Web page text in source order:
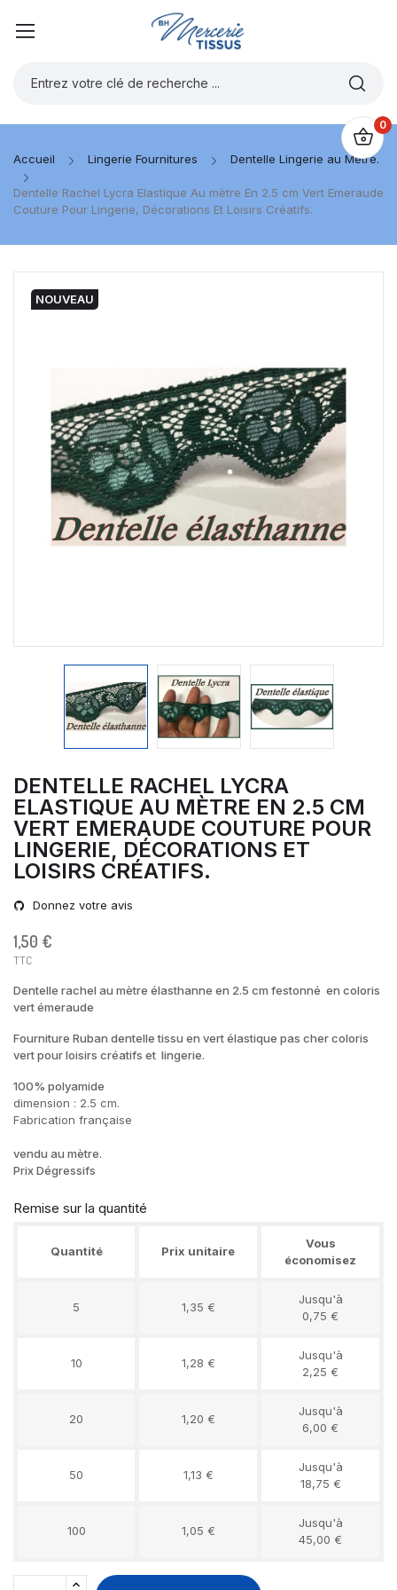
0
Accueil Lingerie Fournitures Dentelle Lingerie au Mètre.
Dentelle Rachel Lycra Elastique Au mètre En 2.5 cm Vert Emeraude
Couture Pour Lingerie, Décorations Et Loisirs Créatifs.
NOUVEAU
DENTELLE RACHEL LYCRA
ELASTIQUE AU MÈTRE EN 2.5 CM
VERT EMERAUDE COUTURE POUR
LINGERIE, DÉCORATIONS ET
LOISIRS CRÉATIFS.
Donnez votre avis
1,50 €
TTC
Dentelle rachel au mètre élasthanne en 2.5 cm festonné en coloris
vert émeraude
Fourniture Ruban dentelle tissu en vert élastique pas cher coloris
vert pour loisirs créatifs et lingerie.
100% polyamide
dimension : 2.5 cm.
Fabrication française
vendu au mètre.
Prix Dégressifs
Remise sur la quantité
Quantité Prix unitaire
Vous
économisez
5 1,35 €
Jusqu'à
0,75 €
10 1,28 €
Jusqu'à
2,25 €
20 1,20 €
Jusqu'à
6,00 €
50 1,13 €
Jusqu'à
18,75 €
100 1,05 €
Jusqu'à
45,00 €